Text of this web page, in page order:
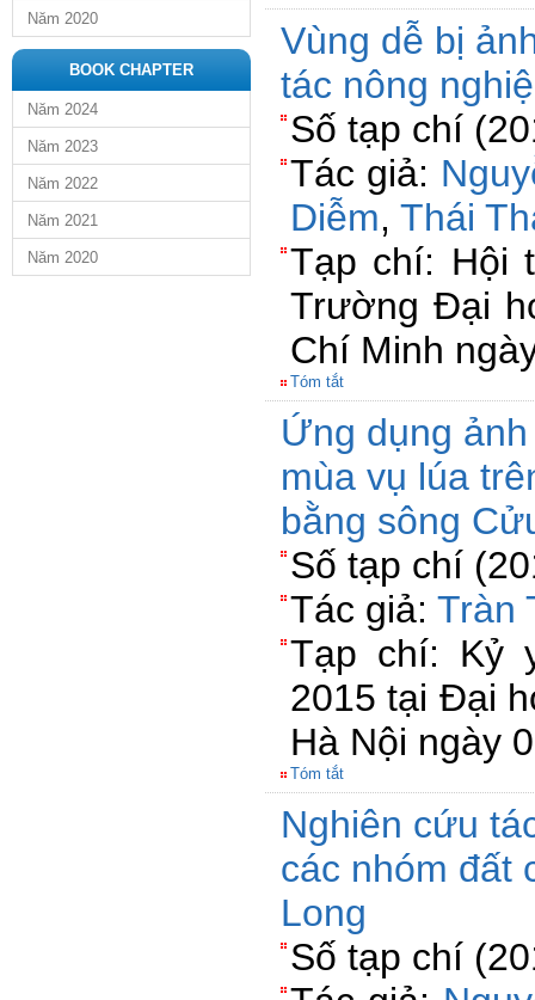
Năm 2020
BOOK CHAPTER
Năm 2024
Năm 2023
Năm 2022
Năm 2021
Năm 2020
Vùng dễ bị
tác nông
Số tạp chí
Tác giả:
Diễm, Thái
Tạp chí: Hội
Trường Đại
Chí Minh
Tóm tắt
Ứng dụng
mùa vụ lúa
bằng sông
Số tạp chí
Tác giả: Tràn
Tạp chí: Kỷ
2015 tại Đại
Hà Nội ngày
Tóm tắt
Nghiên cứu
các nhóm đất
Long
Số tạp chí